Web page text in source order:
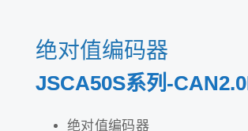
绝对值编码器
JSCA50S系列-
绝对值编码器